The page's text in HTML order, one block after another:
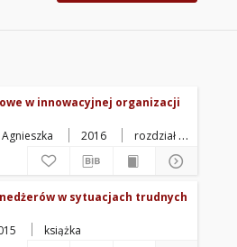
w innowacyjnej organizacji
2016
rozdział z
w sytuacjach trudnych
książka